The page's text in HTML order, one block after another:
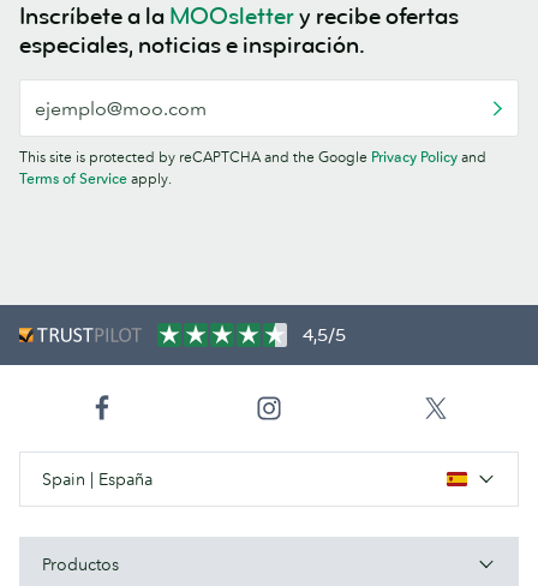
Inscríbete a la MOOslettery recibe ofertas
especiales, noticias e inspiración.
This site is protected by reCAPTCHA and the Google Privacy Policy and
Terms of Service apply.
4,5/5
Spain | España
Productos